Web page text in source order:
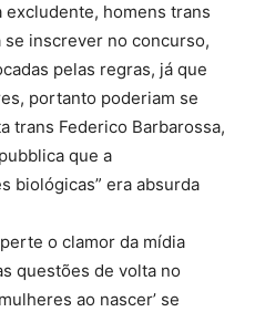
homens trans
se inscrever no concurso,
pelas regras, já que
portanto poderiam se
trans Federico Barbarossa,
que a
biológicas” era absurda
o clamor da mídia
questões de volta no
ao nascer’ se